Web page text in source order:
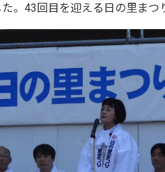
。43回目を迎える日の里まつ